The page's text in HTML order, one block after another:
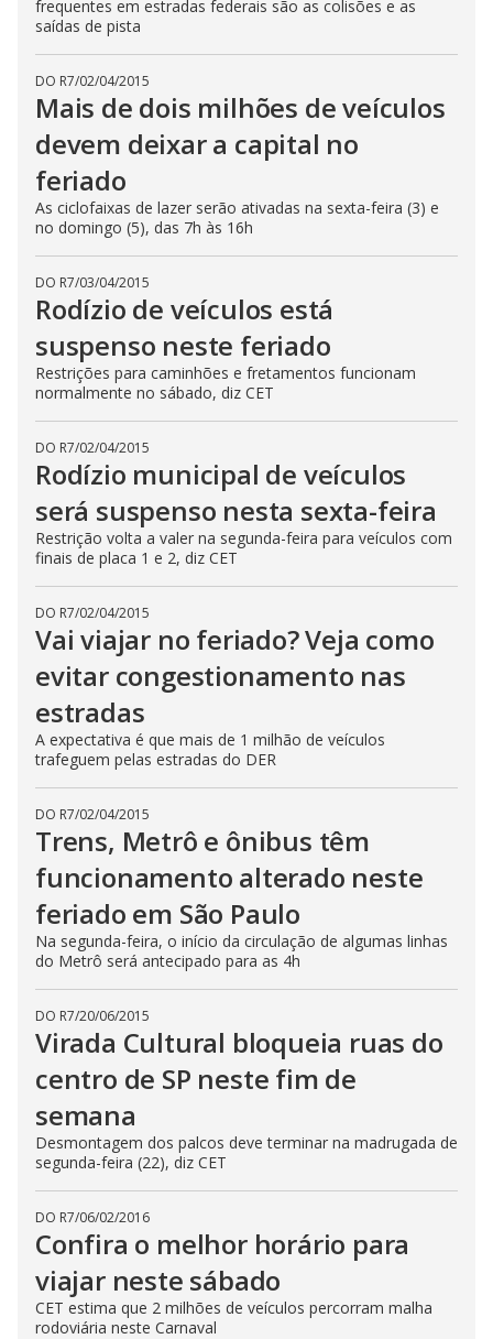
frequentes em estradas federais são as colisões e as
saídas de pista
DO R7/02/04/2015
Mais de dois milhões de veículos
devem deixar a capital no
feriado
As ciclofaixas de lazer serão ativadas na sexta-feira (3) e
no domingo (5), das 7h às 16h
DO R7/03/04/2015
Rodízio de veículos está
suspenso neste feriado
Restrições para caminhões e fretamentos funcionam
normalmente no sábado, diz CET
DO R7/02/04/2015
Rodízio municipal de veículos
será suspenso nesta sexta-feira
Restrição volta a valer na segunda-feira para veículos com
finais de placa 1 e 2, diz CET
DO R7/02/04/2015
Vai viajar no feriado? Veja como
evitar congestionamento nas
estradas
A expectativa é que mais de 1 milhão de veículos
trafeguem pelas estradas do DER
DO R7/02/04/2015
Trens, Metrô e ônibus têm
funcionamento alterado neste
feriado em São Paulo
Na segunda-feira, o início da circulação de algumas linhas
do Metrô será antecipado para as 4h
DO R7/20/06/2015
Virada Cultural bloqueia ruas do
centro de SP neste fim de
semana
Desmontagem dos palcos deve terminar na madrugada de
segunda-feira (22), diz CET
DO R7/06/02/2016
Confira o melhor horário para
viajar neste sábado
CET estima que 2 milhões de veículos percorram malha
rodoviária neste Carnaval